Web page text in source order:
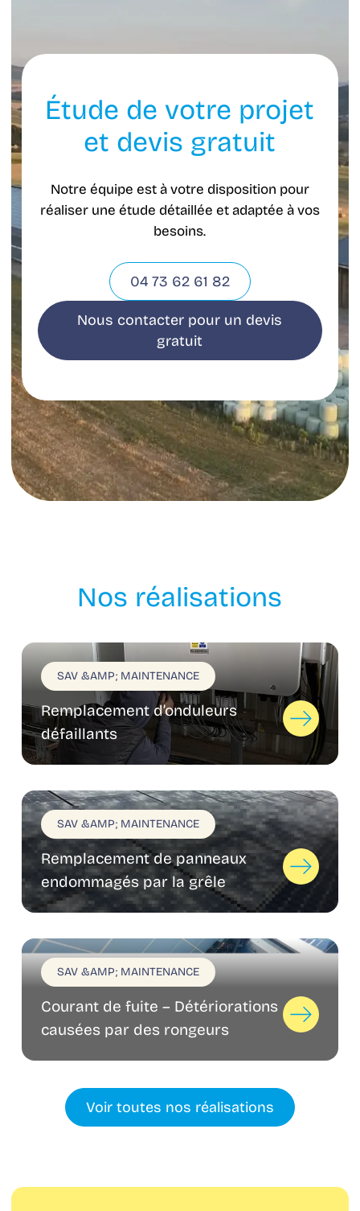
Étude de votre projet
et devis gratuit
Notre équipe est à votre disposition pour
réaliser une étude détaillée et adaptée à vos
besoins.
04 73 62 61 82
Nous contacter pour un devis
gratuit
Nos réalisations
SAV &AMP; MAINTENANCE
Remplacement d’onduleurs
défaillants
SAV &AMP; MAINTENANCE
Remplacement de panneaux
endommagés par la grêle
SAV &AMP; MAINTENANCE
Courant de fuite – Détériorations
causées par des rongeurs
Voir toutes nos réalisations